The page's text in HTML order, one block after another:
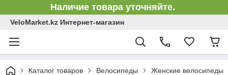
Наличие товара уточняйте.
VeloMarket.kz Интернет-магазин
Каталог товаров Велосипеды Женские велосипеды